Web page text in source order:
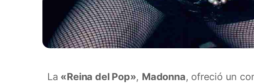
La «Reina del Pop», Madonna, ofreció un